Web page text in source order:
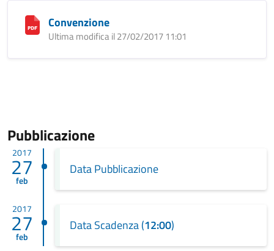
Convenzione
Ultima modifica il 27/02/2017 11:01
Pubblicazione
2017
27
feb
Data Pubblicazione
2017
27
feb
Data Scadenza (12:00)